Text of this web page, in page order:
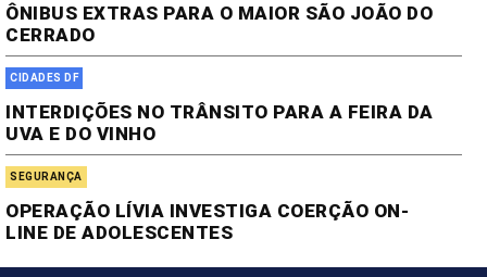
ÔNIBUS EXTRAS PARA O MAIOR SÃO JOÃO DO
CERRADO
CIDADES DF
INTERDIÇÕES NO TRÂNSITO PARA A FEIRA DA
UVA E DO VINHO
SEGURANÇA
OPERAÇÃO LÍVIA INVESTIGA COERÇÃO ON-
LINE DE ADOLESCENTES